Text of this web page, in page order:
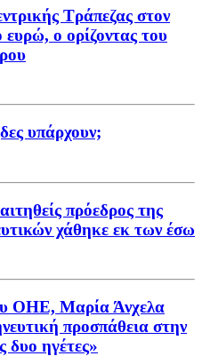
Τράπεζας στον
ο ορίζοντας του
υπάρχουν;
πρόεδρος της
χάθηκε εκ των έσω
ΟΗΕ, Μαρία Άνχελα
προσπάθεια στην
δυο ηγέτες»